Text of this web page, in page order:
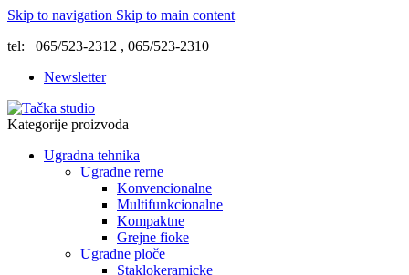
Skip to navigation Skip to main content
tel: 065/523-2312 , 065/523-2310
Newsletter
Kategorije proizvoda
Ugradna tehnika
Ugradne rerne
Konvencionalne
Multifunkcionalne
Kompaktne
Grejne fioke
Ugradne ploče
Staklokeramicke